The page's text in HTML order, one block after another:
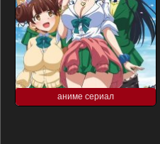
аниме сериал